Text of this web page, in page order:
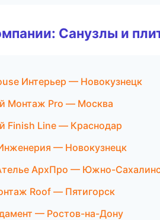
Санузлы и
Интерьер — Новокузнецк
Монтаж Pro — Москва
Finish Line — Краснодар
— Новокузнецк
АрхПро — Южно-
Roof — Пятигорск
— Ростов-на-Дону